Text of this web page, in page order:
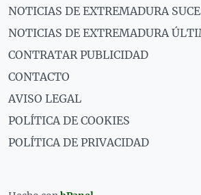
NOTICIAS DE EXTREMADURA
NOTICIAS DE EXTREMADURA
CONTRATAR PUBLICIDAD
CONTACTO
AVISO LEGAL
POLÍTICA DE COOKIES
POLÍTICA DE PRIVACIDAD